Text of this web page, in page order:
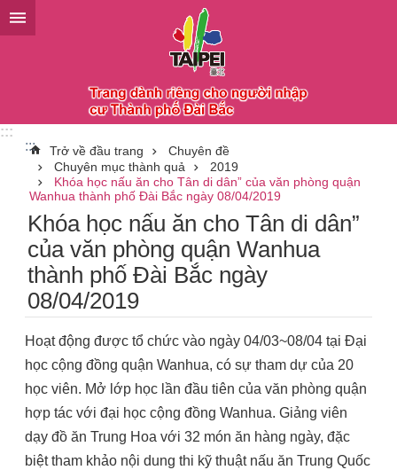
Chuyển đến khối nội dung chính
:::
:::
Trở về đầu trang
Chuyên đề
Chuyên mục thành quả
2019
Khóa học nấu ăn cho Tân di dân” của văn phòng quận
Wanhua thành phố Đài Bắc ngày 08/04/2019
Khóa học nấu ăn cho Tân di dân”
của văn phòng quận Wanhua
thành phố Đài Bắc ngày
08/04/2019
Hoạt động được tổ chức vào ngày 04/03~08/04 tại Đại
học cộng đồng quận Wanhua, có sự tham dự của 20
học viên. Mở lớp học lần đầu tiên của văn phòng quận
hợp tác với đại học cộng đồng Wanhua. Giảng viên
dạy đồ ăn Trung Hoa với 32 món ăn hàng ngày, đặc
biệt tham khảo nội dung thi kỹ thuật nấu ăn Trung Quốc